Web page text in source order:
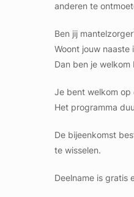
anderen te
Ben jij
Woont jouw naaste
Dan ben je
Je bent welkom op
Het programma
De bijeenkomst
te wisselen.
Deelname is gratis